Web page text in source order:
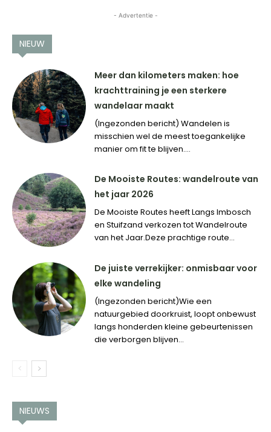
- Advertentie -
NIEUW
Meer dan kilometers maken: hoe
krachttraining je een sterkere
wandelaar maakt
(Ingezonden bericht) Wandelen is
misschien wel de meest toegankelijke
manier om fit te blijven....
De Mooiste Routes: wandelroute van
het jaar 2026
De Mooiste Routes heeft Langs Imbosch
en Stuifzand verkozen tot Wandelroute
van het Jaar.Deze prachtige route...
De juiste verrekijker: onmisbaar voor
elke wandeling
(Ingezonden bericht)Wie een
natuurgebied doorkruist, loopt onbewust
langs honderden kleine gebeurtenissen
die verborgen blijven...
NIEUWS